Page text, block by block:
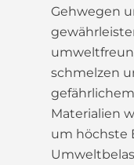
Gehwegen
schmelzen
Materialien
um höchste